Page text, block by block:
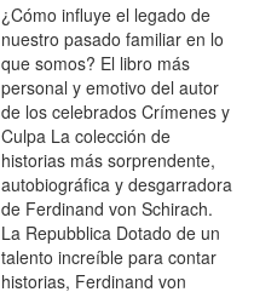
¿Cómo influye el legado de
nuestro pasado familiar en lo
que somos? El libro más
personal y emotivo del autor
de los celebrados Crímenes y
Culpa La colección de
historias más sorprendente,
autobiográfica y desgarradora
de Ferdinand von Schirach.
La Repubblica Dotado de un
talento increíble para contar
historias, Ferdinand von